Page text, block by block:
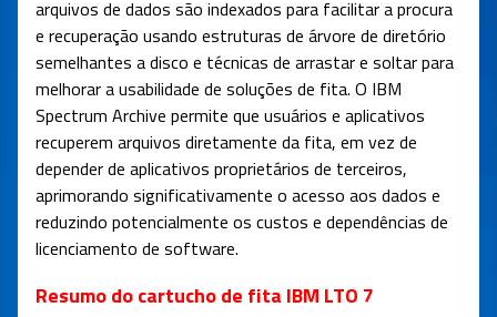
arquivos de dados são indexados para facilitar a procura
e recuperação usando estruturas de árvore de diretório
semelhantes a disco e técnicas de arrastar e soltar para
melhorar a usabilidade de soluções de fita. O IBM
Spectrum Archive permite que usuários e aplicativos
recuperem arquivos diretamente da fita, em vez de
depender de aplicativos proprietários de terceiros,
aprimorando significativamente o acesso aos dados e
reduzindo potencialmente os custos e dependências de
licenciamento de software.
Resumo do cartucho de fita IBM LTO 7